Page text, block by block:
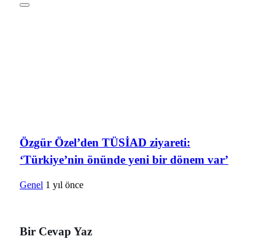
Özgür Özel’den TÜSİAD ziyareti:
‘Türkiye’nin önünde yeni bir dönem var’
Genel 1 yıl önce
Bir Cevap Yaz